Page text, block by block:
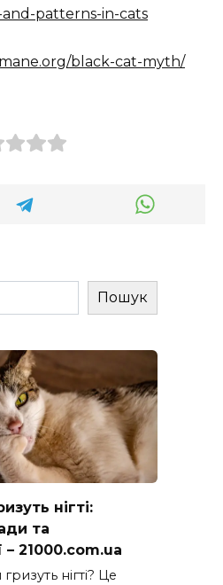
patterns-in-cats
black-cat-myth/
Пошук
нігті:
та
– 21000.com.ua
нігті? Це